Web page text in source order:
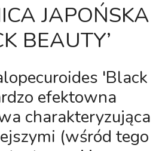
JAPOŃSKA
BEAUTY’
'Black
efektowna
charakteryzująca
(wśród tego